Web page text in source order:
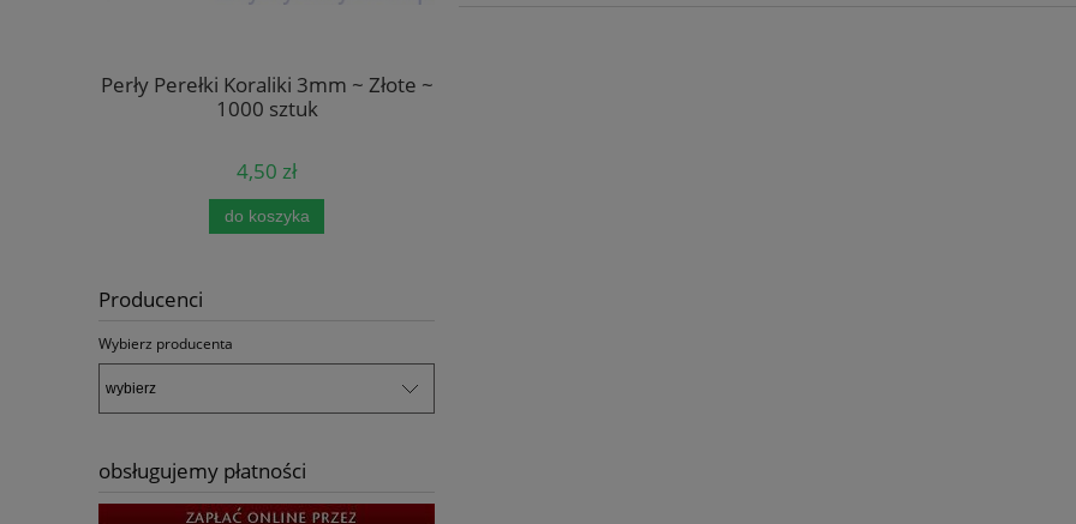
Perły Perełki Koraliki 3mm ~ Złote ~
1000 sztuk
4,50 zł
do koszyka
Producenci
Wybierz producenta
obsługujemy płatności